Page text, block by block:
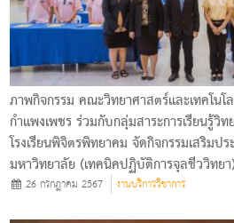
ภาพกิจกรรม คณะวิทยาศาสตร์และเทคโน
กำแพงเพชร ร่วมกับกลุ่มสาระการเรียนรู้วิ
โรงเรียนพิจิตรพิทยาคม จัดกิจกรรมเสริมป
มหาวิทยาลัย (เทคนิคปฏิบัติการจุลชีววิทย
26 กรกฎาคม 2567 งานบริการวิชาการ